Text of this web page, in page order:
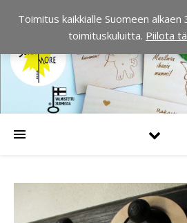
Toimitus kaikkialle Suomeen
toimituskuluitta. Piilota